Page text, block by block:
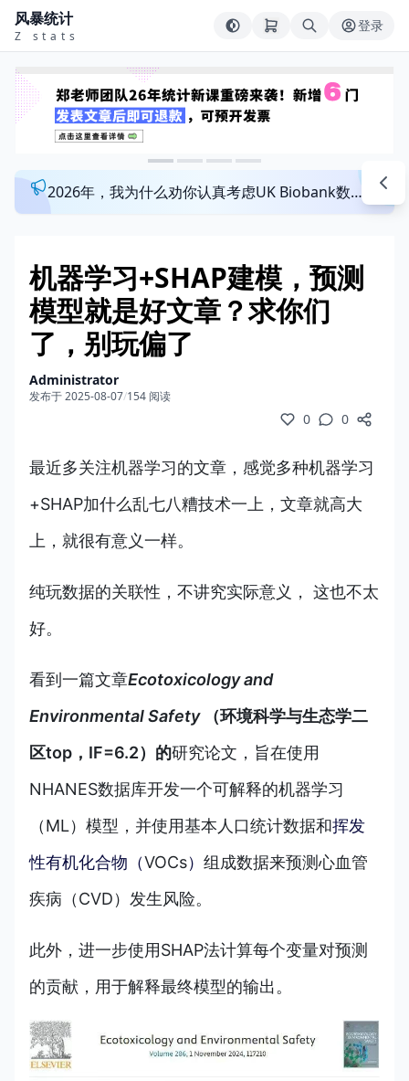
风暴统计
Z stats
登录
2026年，我为什么劝你认真考虑UK Biobank数据库？来看看这个一对一指导发文班
机器学习+SHAP建模，预测
模型就是好文章？求你们
了，别玩偏了
Administrator
发布于 2025-08-07/154 阅读
0 0
最近多关注机器学习的文章，感觉多种机器学习
+SHAP加什么乱七八糟技术一上，文章就高大
上，就很有意义一样。
纯玩数据的关联性，不讲究实际意义， 这也不太
好。
看到一篇文章Ecotoxicology and
Environmental Safety
（环境科学与生态学二
区top，IF=6.2）的研究论文，旨在使用
NHANES数据库开发一个可解释的机器学习
（ML）模型，并使用基本人口统计数据和挥发
性有机化合物（VOCs） 组成数据来预测心血管
疾病（CVD）发生风险。
此外，进一步使用SHAP法计算每个变量对预测
的贡献，用于解释最终模型的输出。